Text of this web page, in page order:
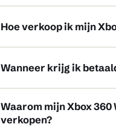
Hoe verkoop ik mijn
Wanneer krijg ik
Waarom mijn Xbox
verkopen?